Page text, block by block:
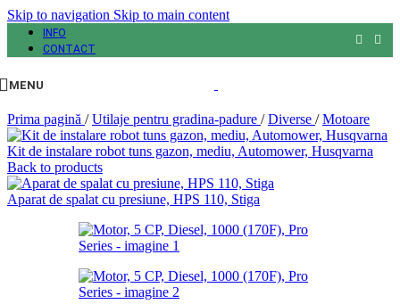
Skip to navigation Skip to main content
INFO
CONTACT
MENU
Prima pagină / Utilaje pentru gradina-padure / Diverse / Motoare
Kit de instalare robot tuns gazon, mediu, Automower, Husqvarna
Back to products
Aparat de spalat cu presiune, HPS 110, Stiga